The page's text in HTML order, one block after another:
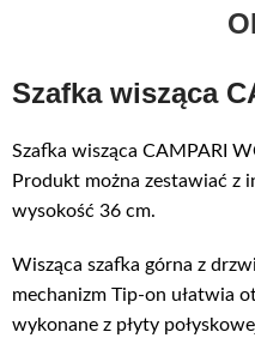
Szafka wisząca
Szafka wisząca CAMPARI
Produkt można zestawiać z
wysokość 36 cm.
Wisząca szafka górna z
mechanizm Tip-on ułatwia
wykonane z płyty